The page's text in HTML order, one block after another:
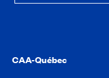
CAA-Québec